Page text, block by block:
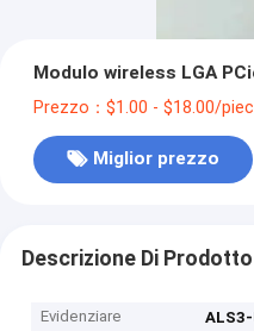
Modulo wireless LGA
Prezzo：$1.00 - $18.00/
Miglior prezzo
Descrizione Di Prodotto
Evidenziare